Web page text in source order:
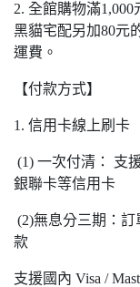
2. 全館購物滿
黑貓宅配另加80元
運費。
【付款方式】
1. 信用卡線上刷卡
(1) 一次付清： 支
銀聯卡等信用卡
(2)無息分三期：
款
支援國內 Visa /